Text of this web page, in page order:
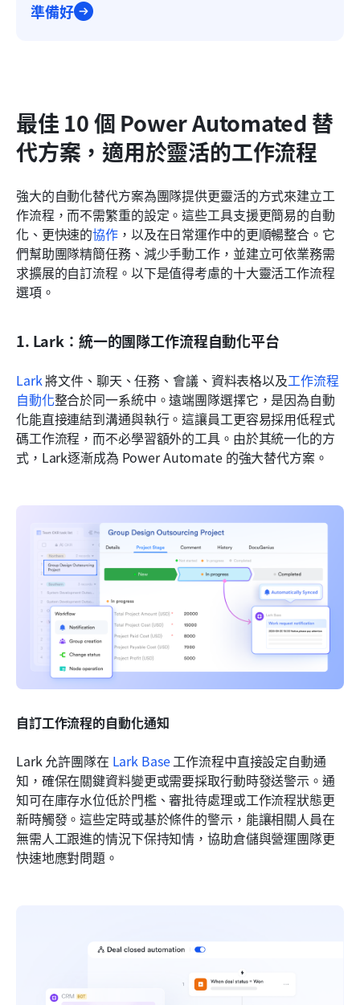
準備好
最佳 10 個 Power Automated 替
代方案，適用於靈活的工作流程
強大的自動化替代方案為團隊提供更靈活的方式來建立工
作流程，而不需繁重的設定。這些工具支援更簡易的自動
化、更快速的協作，以及在日常運作中的更順暢整合。它
們幫助團隊精簡任務、減少手動工作，並建立可依業務需
求擴展的自訂流程。以下是值得考慮的十大靈活工作流程
選項。
1. Lark：統一的團隊工作流程自動化平台
Lark 將文件、聊天、任務、會議、資料表格以及工作流程
自動化整合於同一系統中。遠端團隊選擇它，是因為自動
化能直接連結到溝通與執行。這讓員工更容易採用低程式
碼工作流程，而不必學習額外的工具。由於其統一化的方
式，Lark逐漸成為 Power Automate 的強大替代方案。
自訂工作流程的自動化通知
Lark 允許團隊在 Lark Base 工作流程中直接設定自動通
知，確保在關鍵資料變更或需要採取行動時發送警示。通
知可在庫存水位低於門檻、審批待處理或工作流程狀態更
新時觸發。這些定時或基於條件的警示，能讓相關人員在
無需人工跟進的情況下保持知情，協助倉儲與營運團隊更
快速地應對問題。